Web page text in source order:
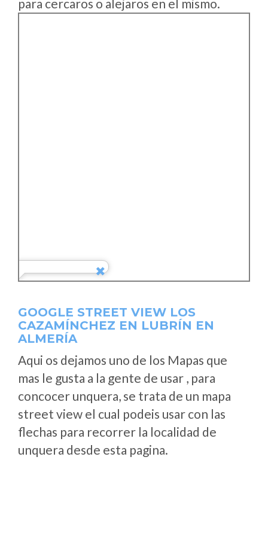
para cercaros o alejaros en el mismo.
GOOGLE STREET VIEW LOS
CAZAMÍNCHEZ EN LUBRÍN EN
ALMERÍA
Aqui os dejamos uno de los Mapas que
mas le gusta a la gente de usar , para
concocer unquera, se trata de un mapa
street view el cual podeis usar con las
flechas para recorrer la localidad de
unquera desde esta pagina.